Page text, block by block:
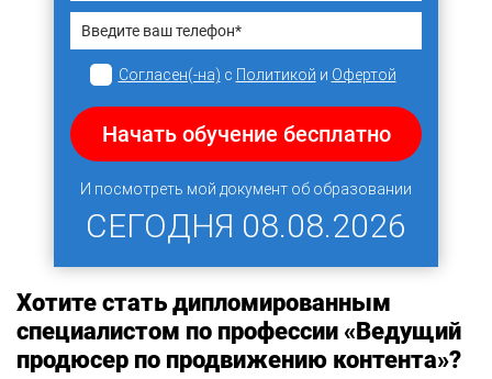
Согласен(-на) с Политикой и Офертой
Начать обучение бесплатно
И посмотреть мой документ об образовании
СЕГОДНЯ 08.08.2026
Хотите стать дипломированным
специалистом по профессии «Ведущий
продюсер по продвижению контента»?